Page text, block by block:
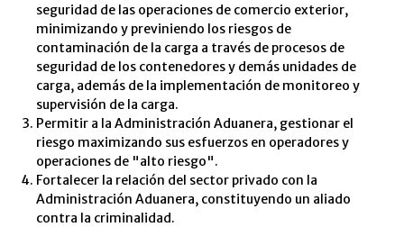
seguridad de las operaciones de comercio exterior,
minimizando y previniendo los riesgos de
contaminación de la carga a través de procesos de
seguridad de los contenedores y demás unidades de
carga, además de la implementación de monitoreo y
supervisión de la carga.
Permitir a la Administración Aduanera, gestionar el
riesgo maximizando sus esfuerzos en operadores y
operaciones de "alto riesgo".
Fortalecer la relación del sector privado con la
Administración Aduanera, constituyendo un aliado
contra la criminalidad.